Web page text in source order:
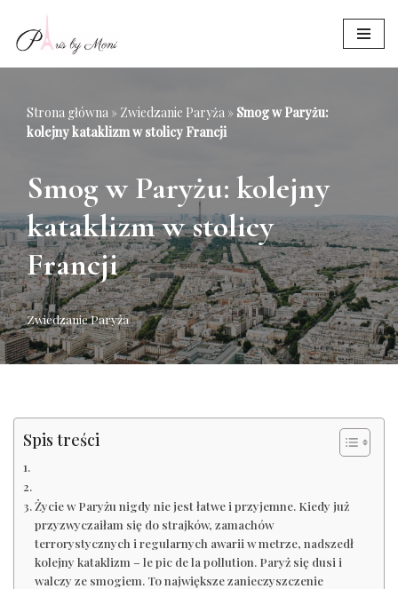
Przejdź
do
Strona główna » Zwiedzanie Paryża » Smog w Paryżu:
kolejny kataklizm w stolicy Francji
Smog w Paryżu: kolejny
kataklizm w stolicy
Francji
Zwiedzanie Paryża
Spis treści
Życie w Paryżu nigdy nie jest łatwe i przyjemne. Kiedy już
przyzwyczaiłam się do strajków, zamachów
terrorystycznych i regularnych awarii w metrze, nadszedł
kolejny kataklizm – le pic de la pollution. Paryż się dusi i
walczy ze smogiem. To największe zanieczyszczenie